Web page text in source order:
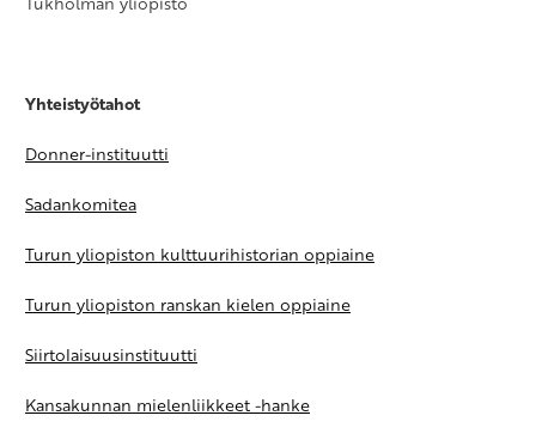
Yhteistyötahot
Donner-instituutti
Sadankomitea
Turun yliopiston kulttuurihistorian oppiaine
Turun yliopiston ranskan kielen oppiaine
Siirtolaisuusinstituutti
Kansakunnan mielenliikkeet -hanke